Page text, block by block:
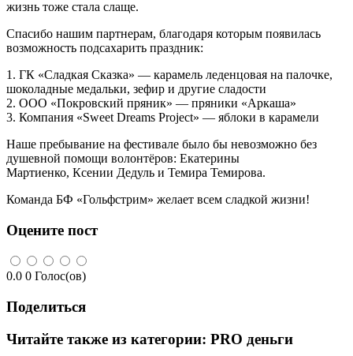
жизнь тоже стала слаще.
Спасибо нашим партнерам, благодаря которым появилась
возможность подсахарить праздник:
1. ГК «Сладкая Сказка» — карамель леденцовая на палочке,
шоколадные медальки, зефир и другие сладости
2. ООО «Покровский пряник» — пряники «Аркаша»
3. Компания «Sweet Dreams Project» — яблоки в карамели
Наше пребывание на фестивале было бы невозможно без
душевной помощи волонтёров: Екатерины
Мартиенко, Ксении Дедуль и Темира Темирова.
Команда БФ «Гольфстрим» желает всем сладкой жизни!
Оцените пост
0.0 0 Голос(ов)
Поделиться
Читайте также из категории: PRO деньги